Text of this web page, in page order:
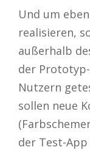
Und um
realisieren,
außerhalb
der
Nutzern
sollen neue
der Test-App